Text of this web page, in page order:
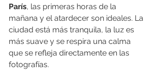
París, las primeras horas de la
mañana y el atardecer son ideales. La
ciudad está más tranquila, la luz es
más suave y se respira una calma
que se refleja directamente en las
fotografías.